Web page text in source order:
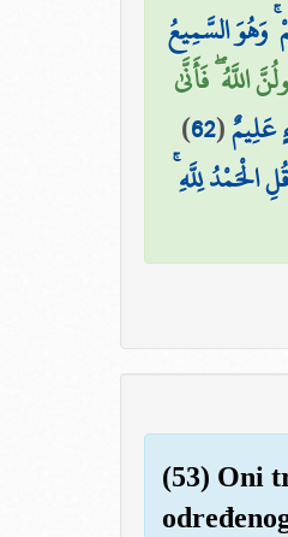
وَهُوَ السَّمِيعُ
اللَّهُ ۖ فَأَنَّىٰ
عَلِيمٌ(
62
)
الْحَمْدُ لِلَّهِ
(53) Oni